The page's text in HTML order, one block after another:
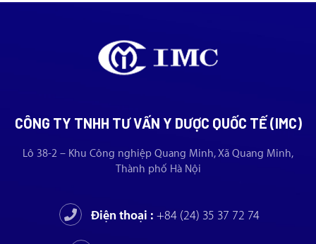
CÔNG TY TNHH TƯ VẤN Y DƯỢC QUỐC TẾ (IMC)
Lô 38-2 – Khu Công nghiệp Quang Minh, Xã Quang Minh,
Thành phố Hà Nội
Điện thoại : +84 (24) 35 37 72 74